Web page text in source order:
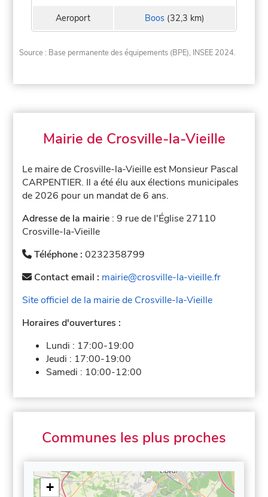
Aeroport Boos (32,3 km)
Source : Base permanente des équipements (BPE), INSEE 2024.
Mairie de Crosville-la-Vieille
Le maire de Crosville-la-Vieille est Monsieur Pascal
CARPENTIER. Il a été élu aux élections municipales
de 2026 pour un mandat de 6 ans.
Adresse de la mairie : 9 rue de l'Église 27110
Crosville-la-Vieille
Téléphone :0232358799
Contact email : mairie@crosville-la-vieille.fr
Site officiel de la mairie de Crosville-la-Vieille
Horaires d'ouvertures :
Lundi : 17:00-19:00
Jeudi : 17:00-19:00
Samedi : 10:00-12:00
Communes les plus proches
+